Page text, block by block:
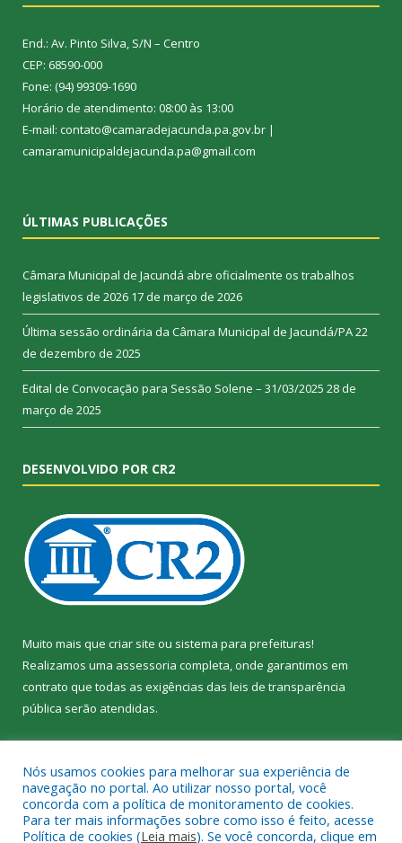
End.: Av. Pinto Silva, S/N – Centro
CEP: 68590-000
Fone: (94) 99309-1690
Horário de atendimento: 08:00 às 13:00
E-mail: contato@camaradejacunda.pa.gov.br |
camaramunicipaldejacunda.pa@gmail.com
ÚLTIMAS PUBLICAÇÕES
Câmara Municipal de Jacundá abre oficialmente os trabalhos
legislativos de 2026 17 de março de 2026
Última sessão ordinária da Câmara Municipal de Jacundá/PA22
de dezembro de 2025
Edital de Convocação para Sessão Solene – 31/03/2025 28 de
março de 2025
DESENVOLVIDO POR CR2
Muito mais que criar site ou sistema para prefeituras!
Realizamos uma assessoria completa, onde garantimos em
contrato que todas as exigências das leis de transparência
pública serão atendidas.
Nós usamos cookies para melhorar sua experiência de
navegação no portal. Ao utilizar nosso portal, você
concorda com a política de monitoramento de cookies.
Para ter mais informações sobre como isso é feito, acesse
Política de cookies (Leia mais). Se você concorda, clique em